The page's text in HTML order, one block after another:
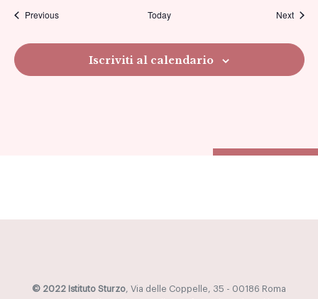
Previous Today Next
Iscriviti al calendario
© 2022 Istituto Sturzo, Via delle Coppelle, 35 - 00186 Roma